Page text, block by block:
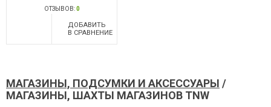
ОТЗЫВОВ:0
ДОБАВИТЬ
В СРАВНЕНИЕ
МАГАЗИНЫ, ПОДСУМКИ И АКСЕССУАРЫ /
МАГАЗИНЫ, ШАХТЫ МАГАЗИНОВ TNW